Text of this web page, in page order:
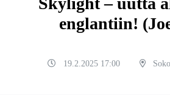
englantiin!
19.2.2025 17:00